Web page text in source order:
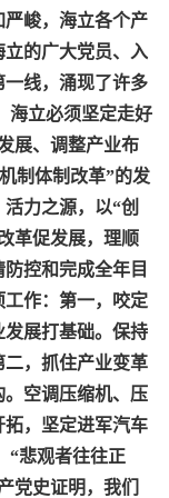
峻，海立各个产
的广大党员、入
线，涌现了许多
海立必须坚定走好
展、调整产业布
制体制改革”的发
力之源，以“创
革促发展，理顺
控和完成全年目
作：第一，咬定
发展打基础。保持
，抓住产业变革
空调压缩机、压
，坚定进军汽车
“悲观者往往正
党史证明，我们